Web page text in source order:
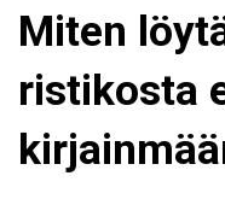
Miten
ristikosta